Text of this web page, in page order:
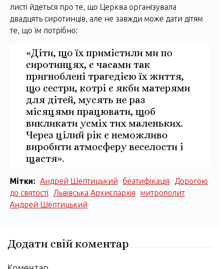
листі йдеться про те, що Церква організувала
двадцять сиротинців, але не завжди може дати дітям
те, що їм потрібно:
«Діти, що їх примістили ми по
сиротинцях, є часами так
пригноблені трагедією їх життя,
що сестри, котрі є якби матерями
для дітей, мусять не раз
місяцями працювати, щоб
викликати усміх тих маленьких.
Через цілий рік є неможливо
виробити атмосферу веселости і
щастя».
Мітки: Андрей Шептицький беатифікація
Дорогою
до святості
Львівська Архиєпархія
митрополит
Андрей Шептицький
Додати свій коментар